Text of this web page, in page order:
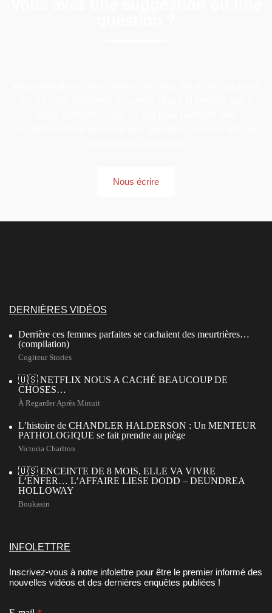
Nous écrire
DERNIÈRES VIDÉOS
Derrière ces femmes parfaites se cachaient des meurtrières…
(compilation)
Cogiteur Stories
🇺🇸 NETFLIX NOUS A CACHÉ BEAUCOUP DE
CHOSES…
À Regarder Après Minuit
L’histoire de CHANDLER HALDERSON : Un MENTEUR
PATHOLOGIQUE se fait prendre au piège
Victoria Charlton
🇺🇸 ENCEINTE DE 8 MOIS, ELLE VA VIVRE
L’ENFER… L’AFFAIRE LIESE DODD – DEUNDREA
HOLLOWAY
Boukasin
INFOLETTRE
Inscrivez-vous à notre infolettre pour être le premier informé des
nouvelles vidéos et des dernières enquêtes publiées !